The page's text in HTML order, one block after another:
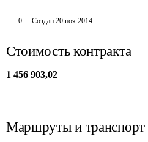
0 Создан 20 ноя 2014
Стоимость контракта
1 456 903,02
Маршруты и транспорт